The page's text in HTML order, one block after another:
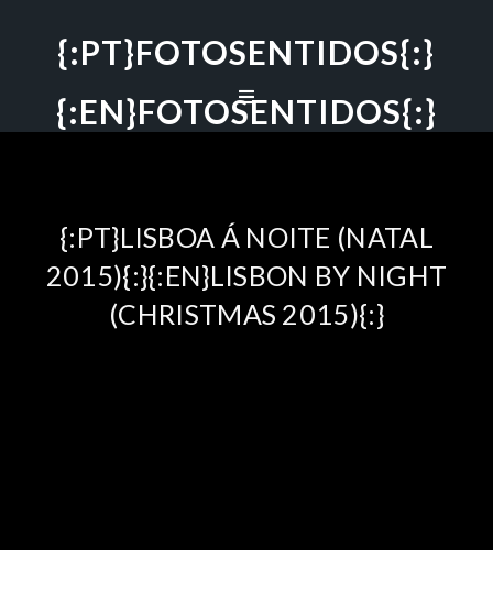
{:PT}FOTOSENTIDOS{:}
{:EN}FOTOSENTIDOS{:}
{:PT}LISBOA Á NOITE (NATAL
2015){:}{:EN}LISBON BY NIGHT
(CHRISTMAS 2015){:}